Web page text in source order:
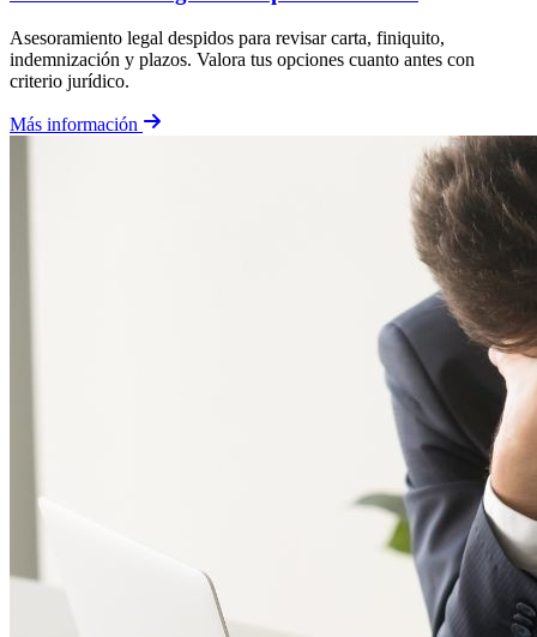
Asesoramiento legal despidos para revisar carta, finiquito,
indemnización y plazos. Valora tus opciones cuanto antes con
criterio jurídico.
Más información